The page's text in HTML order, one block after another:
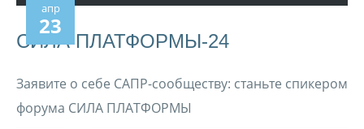
апр
23
СИЛА ПЛАТФОРМЫ-24
Заявите о себе САПР-сообществу: станьте спикером
форума СИЛА ПЛАТФОРМЫ